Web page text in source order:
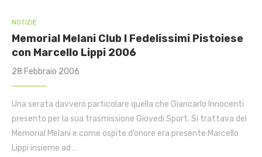
NOTIZIE
Memorial Melani Club I Fedelissimi Pistoiese
con Marcello Lippi 2006
28 Febbraio 2006
Una serata davvero particolare quella che Giancarlo Innocenti
presento per la sua trasmissione Giovedi Sport. Si trattava del
Memorial Melani e come ospite d’onore era presente Marcello
Lippi insieme ad …